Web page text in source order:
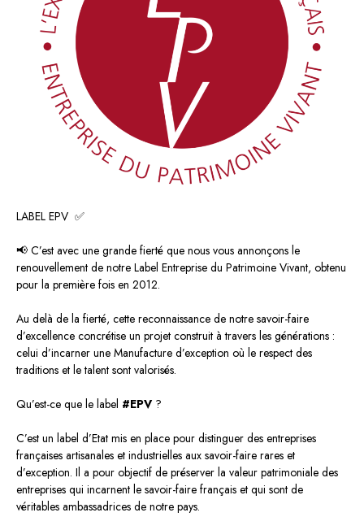
LABEL EPV ✅
📢 C’est avec une grande fierté que nous vous annonçons le
renouvellement de notre Label Entreprise du Patrimoine Vivant, obtenu
pour la première fois en 2012.
Au delà de la fierté, cette reconnaissance de notre savoir-faire
d’excellence concrétise un projet construit à travers les générations :
celui d’incarner une Manufacture d’exception où le respect des
traditions et le talent sont valorisés.
Qu’est-ce que le label #EPV?
C’est un label d’Etat mis en place pour distinguer des entreprises
françaises artisanales et industrielles aux savoir-faire rares et
d’exception. Il a pour objectif de préserver la valeur patrimoniale des
entreprises qui incarnent le savoir-faire français et qui sont de
véritables ambassadrices de notre pays.